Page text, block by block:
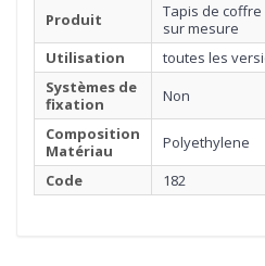
Produit
Tapis de
sur mesure
Utilisation
toutes les
Systèmes de
fixation
Non
Composition
Matériau
Polyethylene
Code
182